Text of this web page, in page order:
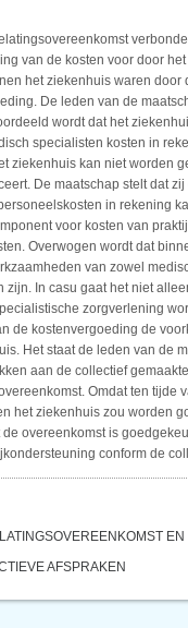
van de kosten voor door
het ziekenhuis waren
De leden van de
wordt dat het
specialisten kosten in
ziekenhuis kan niet worden
De maatschap stelt dat
in rekening
voor kosten van
Overwogen wordt dat
van zowel
In casu gaat het niet
zorgverlening
de kostenvergoeding de
Het staat de leden van de
aan de collectief
Omdat ten tijde
het ziekenhuis zou worden
overeenkomst is
conform de
AFSPRAKEN